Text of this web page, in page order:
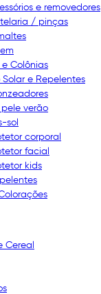
e removedores
/ pinças
e Colônias
Solar e Repelentes
pele verão
sol
corporal
facial
kids
Cereal